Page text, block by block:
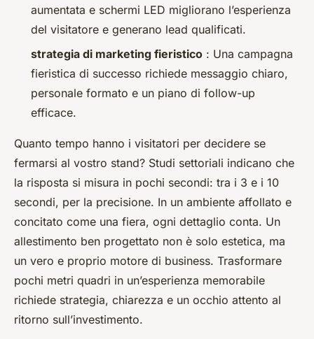
aumentata e schermi LED migliorano l’esperienza
del visitatore e generano lead qualificati.
strategia di marketing fieristico : Una campagna
fieristica di successo richiede messaggio chiaro,
personale formato e un piano di follow-up
efficace.
Quanto tempo hanno i visitatori per decidere se
fermarsi al vostro stand? Studi settoriali indicano che
la risposta si misura in pochi secondi: tra i 3 e i 10
secondi, per la precisione. In un ambiente affollato e
concitato come una fiera, ogni dettaglio conta. Un
allestimento ben progettato non è solo estetica, ma
un vero e proprio motore di business. Trasformare
pochi metri quadri in un’esperienza memorabile
richiede strategia, chiarezza e un occhio attento al
ritorno sull’investimento.